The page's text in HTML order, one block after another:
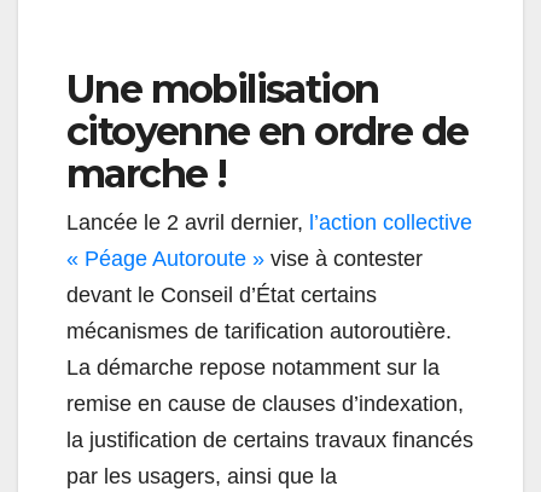
Une mobilisation
citoyenne en ordre de
marche !
Lancée le 2 avril dernier, l’action collective
« Péage Autoroute » vise à contester
devant le Conseil d’État certains
mécanismes de tarification autoroutière.
La démarche repose notamment sur la
remise en cause de clauses d’indexation,
la justification de certains travaux financés
par les usagers, ainsi que la